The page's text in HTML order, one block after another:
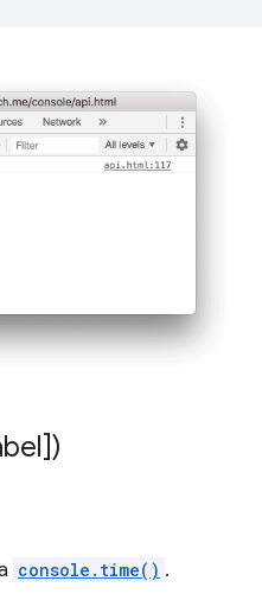
console.time() .